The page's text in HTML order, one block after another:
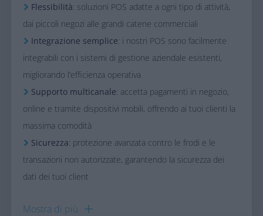
Flessibilità: soluzioni POS adatte a ogni tipo di attività,
dai piccoli negozi alle grandi catene commerciali
Integrazione semplice: i nostri POS sono facilmente
integrabili con i sistemi di gestione aziendale esistenti,
migliorando l’efficienza operativa
Supporto multicanale: accetta pagamenti in negozio,
online e tramite dispositivi mobili, offrendo ai tuoi clienti la
massima comodità
Sicurezza: protezione avanzata contro le frodi e le
transazioni non autorizzate, garantendo la sicurezza dei
dati dei tuoi client
Mostra di più